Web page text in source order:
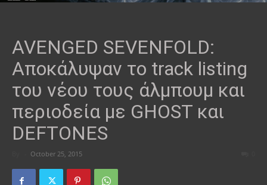
AVENGED SEVENFOLD:
Αποκάλυψαν το track listing
του νέου τους άλμπουμ και
περιοδεία με GHOST και
DEFTONES
October 25, 2015